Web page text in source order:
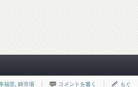
福堂 錦市場 コメントを書く もぐ